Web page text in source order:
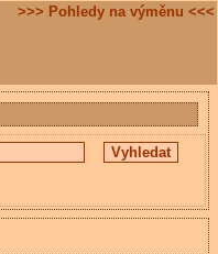
>>> Pohledy na výměnu <<<